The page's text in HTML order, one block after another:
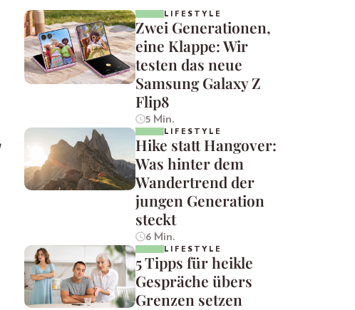
LIFESTYLE
Zwei Generationen,
eine Klappe: Wir
testen das neue
Samsung Galaxy Z
Flip8
5 Min.
LIFESTYLE
Hike statt Hangover:
Was hinter dem
Wandertrend der
jungen Generation
steckt
6 Min.
LIFESTYLE
5 Tipps für heikle
Gespräche übers
Grenzen setzen